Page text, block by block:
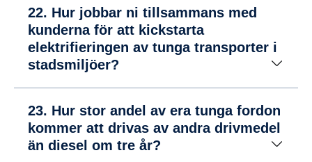
22. Hur jobbar ni tillsammans med
kunderna för att kickstarta
elektrifieringen av tunga transporter i
stadsmiljöer?
23. Hur stor andel av era tunga fordon
kommer att drivas av andra drivmedel
än diesel om tre år?